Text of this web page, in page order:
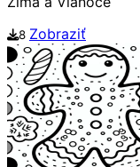
8 Zobraziť